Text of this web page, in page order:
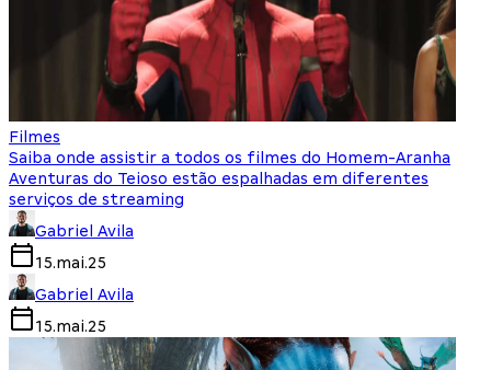
Filmes
Saiba onde assistir a todos os filmes do Homem-Aranha
Aventuras do Teioso estão espalhadas em diferentes
serviços de streaming
Gabriel Avila
15.mai.25
Gabriel Avila
15.mai.25